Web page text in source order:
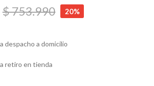
$753.990 20%
despacho a domicilio
retiro en tienda